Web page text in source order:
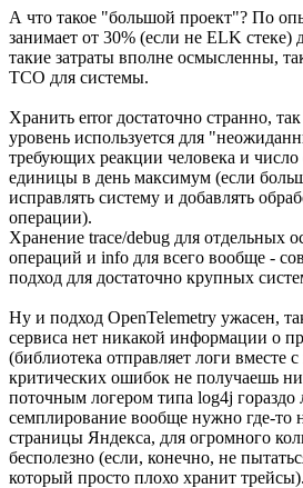
А что такое "большой проект"? По
занимает от 30% (если не ELK стеке)
такие затраты вполне осмысленны,
TCO для системы.
Хранить error достаточно странно,
уровень используется для
требующих реакции человека и число
единицы в день максимум (если
исправлять систему и добавлять
операции).
Хранение trace/debug для отдельных
операций и info для всего вообще -
подход для достаточно крупных
Ну и подход OpenTelemetry ужасен,
сервиса нет никакой информации о
(библиотека отправляет логи вместе
критических ошибок не получаешь
поточным логером типа log4j
семплирование вообще нужно где-то
страницы Яндекса, для огромного
бесполезно (если, конечно, не
который просто плохо хранит трейсы).